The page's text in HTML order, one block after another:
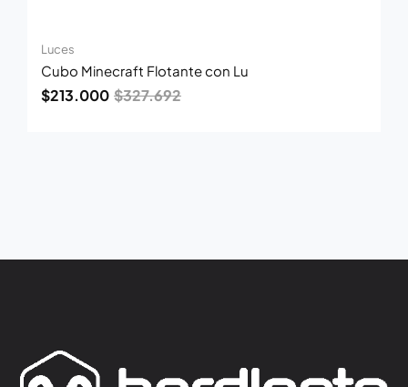
Luces
Cubo Minecraft Flotante con Lu
$327.692
$213.000